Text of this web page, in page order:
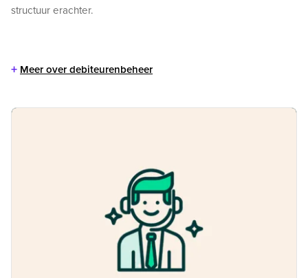
structuur erachter.
+ Meer over debiteurenbeheer